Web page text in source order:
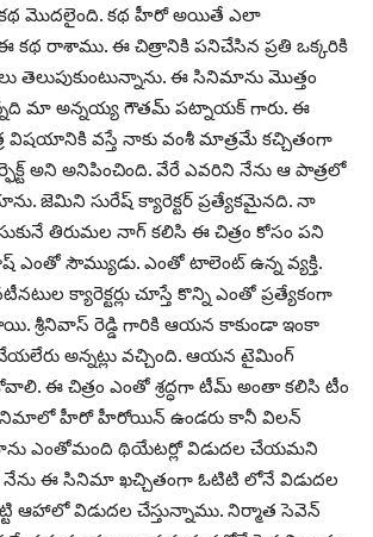
మొదలైంది. కథ హీరో అయితే ఎలా
కథ రాశాము. ఈ చిత్రానికి పనిచేసిన ప్రతి ఒక్కరికి
తెలుపుకుంటున్నాను. ఈ సినిమాను మొత్తం
మా అన్నయ్య గౌతమ్ పట్నాయక్ గారు. ఈ
విషయానికి వస్తే నాకు వంశీ మాత్రమే కచ్చితంగా
అని అనిపించింది. వేరే ఎవరిని నేను ఆ పాత్రలో
జెమిని సురేష్ క్యారెక్టర్ ప్రత్యేకమైనది. నా
తిరుమల నాగ్ కలిసి ఈ చిత్రం కోసం పని
ఎంతో సౌమ్యుడు. ఎంతో టాలెంట్ ఉన్న వ్యక్తి.
క్యారెక్టర్లు చూస్తే కొన్ని ఎంతో ప్రత్యేకంగా
శ్రీనివాస్ రెడ్డి గారికి ఆయన కాకుండా ఇంకా
అన్నట్లు వచ్చింది. ఆయన టైమింగ్
ఈ చిత్రం ఎంతో శ్రద్ధగా టీమ్ అంతా కలిసి టీం
హీరో హీరోయిన్ ఉండరు కానీ విలన్
ఎంతోమంది థియేటర్లో విడుదల చేయమని
నేను ఈ సినిమా ఖచ్చితంగా ఓటిటి లోనే విడుదల
ఆహాలో విడుదల చేస్తున్నాము. నిర్మాత సెవెన్